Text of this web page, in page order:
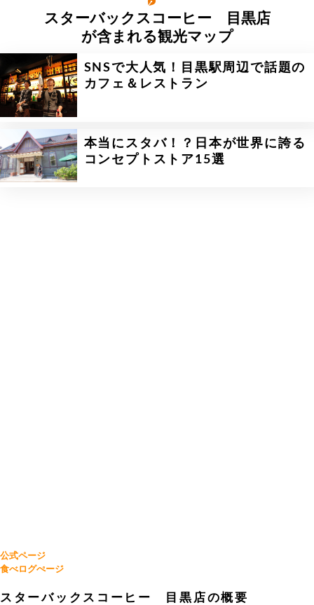
スターバックスコーヒー 目黒店
が含まれる観光マップ
SNSで大人気！目黒駅周辺で話題の
カフェ＆レストラン
本当にスタバ！？日本が世界に誇る
コンセプトストア15選
公式ページ
食べログぺージ
スターバックスコーヒー 目黒店の概要